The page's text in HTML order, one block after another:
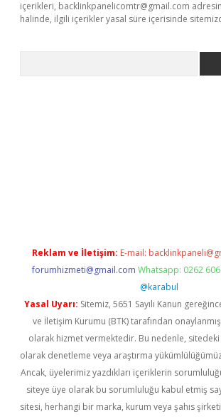
içerikleri, backlinkpanelicomtr@gmail.com
halinde, ilgili içerikler yasal süre içerisinde
Reklam ve İletişim: E-mail:
forumhizmeti@gmail.com Whatsapp: 0262
@karabul
Yasal Uyarı: Sitemiz, 5651 Sayılı Kanun
ve İletişim Kurumu (BTK) tarafından onaylanmış
olarak hizmet vermektedir. Bu nedenle,
olarak denetleme veya araştırma
Ancak, üyelerimiz yazdıkları içeriklerin
siteye üye olarak bu sorumluluğu kabul etmiş
sitesi, herhangi bir marka, kurum veya şahıs